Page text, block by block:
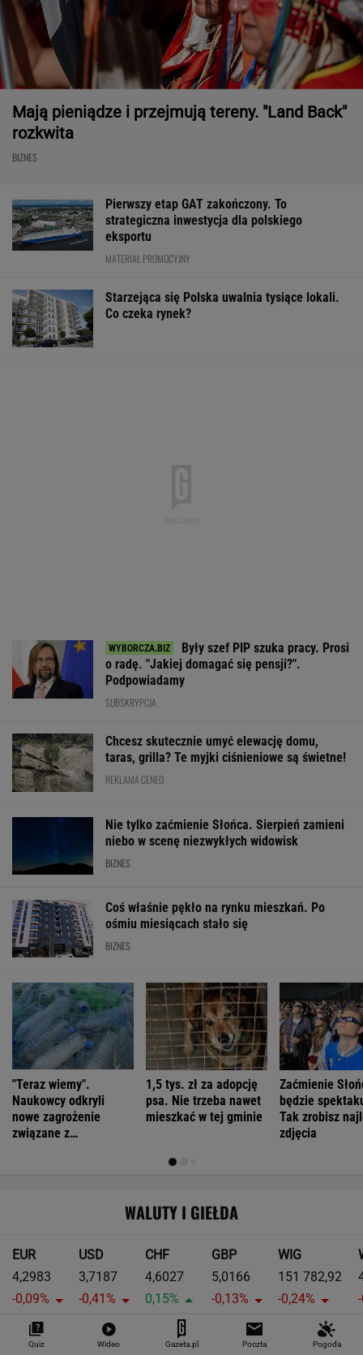
Mają pieniądze i przejmują tereny. "Land Back"
rozkwita
BIZNES
Pierwszy etap GAT zakończony. To
strategiczna inwestycja dla polskiego
eksportu
MATERIAŁ PROMOCYJNY
Starzejąca się Polska uwalnia tysiące lokali.
Co czeka rynek?
Były szef PIP szuka pracy. Prosi
o radę. "Jakiej domagać się pensji?".
Podpowiadamy
SUBSKRYPCJA
Chcesz skutecznie umyć elewację domu,
taras, grilla? Te myjki ciśnieniowe są świetne!
REKLAMA CENEO
Nie tylko zaćmienie Słońca. Sierpień zamieni
niebo w scenę niezwykłych widowisk
BIZNES
Coś właśnie pękło na rynku mieszkań. Po
ośmiu miesiącach stało się
BIZNES
"Teraz wiemy".
Naukowcy odkryli
nowe zagrożenie
związane z
1,5 tys. zł za adopcję
psa. Nie trzeba nawet
mieszkać w tej gminie
Zaćmienie
będzie
Tak zrobisz
zdjęcia
WALUTY I GIEŁDA
EUR
4,2983
-0,09%
USD
3,7187
-0,41%
CHF
4,6027
0,15%
GBP
5,0166
-0,13%
WIG
151 782,92
-0,24%
SPRAWDŹ NOTOWANIA
Quiz Wideo Gazeta.pl Poczta Pogoda